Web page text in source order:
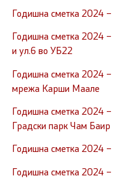
Годишна сметка 2024
Годишна сметка 2024
и ул.6 во УБ22
Годишна сметка 2024
мрежа Карши Маале
Годишна сметка 2024
Градски парк Чам Баир
Годишна сметка 2024 –
Годишна сметка 2024